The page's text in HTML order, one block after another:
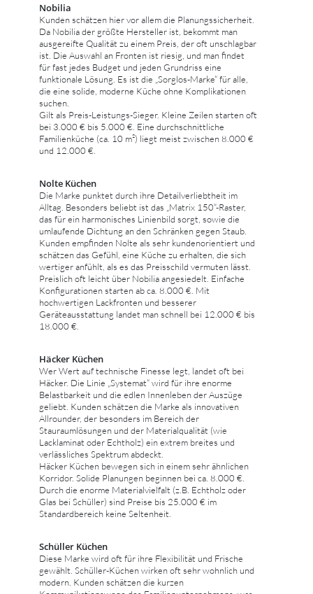
Nobilia
Kunden schätzen hier vor allem die Planungssicherheit.
Da Nobilia der größte Hersteller ist, bekommt man
ausgereifte Qualität zu einem Preis, der oft unschlagbar
ist. Die Auswahl an Fronten ist riesig, und man findet
für fast jedes Budget und jeden Grundriss eine
funktionale Lösung. Es ist die „Sorglos-Marke“ für alle,
die eine solide, moderne Küche ohne Komplikationen
suchen.
Gilt als Preis-Leistungs-Sieger. Kleine Zeilen starten oft
bei 3.000 € bis 5.000 €. Eine durchschnittliche
Familienküche (ca. 10 m²) liegt meist zwischen 8.000 €
und 12.000 €.
Nolte Küchen
Die Marke punktet durch ihre Detailverliebtheit im
Alltag. Besonders beliebt ist das „Matrix 150“-Raster,
das für ein harmonisches Linienbild sorgt, sowie die
umlaufende Dichtung an den Schränken gegen Staub.
Kunden empfinden Nolte als sehr kundenorientiert und
schätzen das Gefühl, eine Küche zu erhalten, die sich
wertiger anfühlt, als es das Preisschild vermuten lässt.
Preislich oft leicht über Nobilia angesiedelt. Einfache
Konfigurationen starten ab ca. 8.000 €. Mit
hochwertigen Lackfronten und besserer
Geräteausstattung landet man schnell bei 12.000 € bis
18.000 €.
Häcker Küchen
Wer Wert auf technische Finesse legt, landet oft bei
Häcker. Die Linie „Systemat“ wird für ihre enorme
Belastbarkeit und die edlen Innenleben der Auszüge
geliebt. Kunden schätzen die Marke als innovativen
Allrounder, der besonders im Bereich der
Stauraumlösungen und der Materialqualität (wie
Lacklaminat oder Echtholz) ein extrem breites und
verlässliches Spektrum abdeckt.
Häcker Küchen bewegen sich in einem sehr ähnlichen
Korridor. Solide Planungen beginnen bei ca. 8.000 €.
Durch die enorme Materialvielfalt (z.B. Echtholz oder
Glas bei Schüller) sind Preise bis 25.000 € im
Standardbereich keine Seltenheit.
Schüller Küchen
Diese Marke wird oft für ihre Flexibilität und Frische
gewählt. Schüller-Küchen wirken oft sehr wohnlich und
modern. Kunden schätzen die kurzen